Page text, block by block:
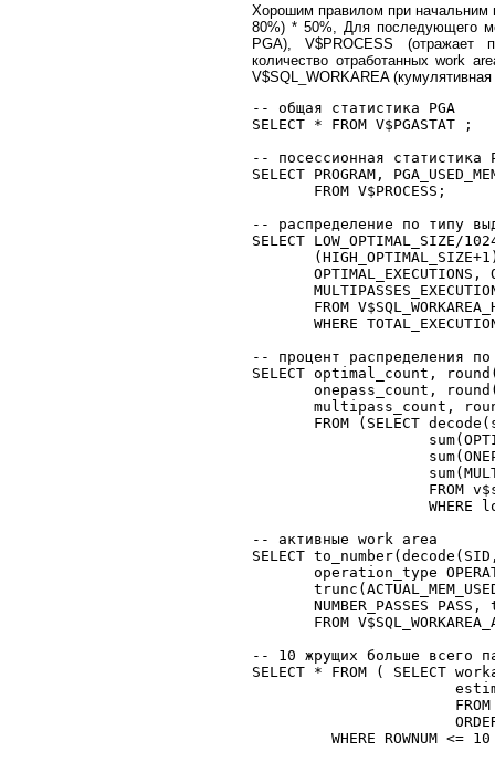
Хорошим правилом при начальним
80%) * 50%, Для последующего
PGA), V$PROCESS (отражает
количество отработанных work
V$SQL_WORKAREA
-- общая статистика PGA
SELECT * FROM V$PGASTAT ;
-- посессионная статистика
SELECT PROGRAM,
       FROM V$PROCESS;
-- распределение по типу
SELECT LOW_OPTIMAL_SIZE/
OPTIMAL_EXECUTIONS,
FROM
WHERE
-- процент распределения по
SELECT optimal_count,
onepass_count,
multipass_count,
FROM (SELECT
FROM
WHERE
-- активные work area
SELECT
operation_type
NUMBER_PASSES PASS,
FROM
-- 10 жрущих больше всего
SELECT * FROM ( SELECT
WHERE ROWNUM <= 10